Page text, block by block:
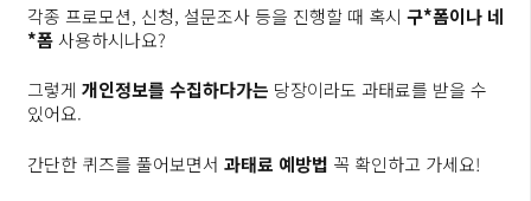
각종 프로모션, 신청, 설문조사 등을 진행할 때 혹시 구*폼이나 네
*폼사용하시나요?
그렇게 개인정보를 수집하다가는 당장이라도 과태료를 받을 수
있어요.
간단한 퀴즈를 풀어보면서 과태료 예방법 꼭 확인하고 가세요!